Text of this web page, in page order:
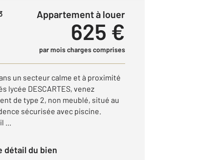
Appartement à louer
625 €
par mois charges comprises
un secteur calme et à proximité
lycée DESCARTES, venez
de type 2, non meublé, situé au
sécurisée avec piscine.
...
détail du bien